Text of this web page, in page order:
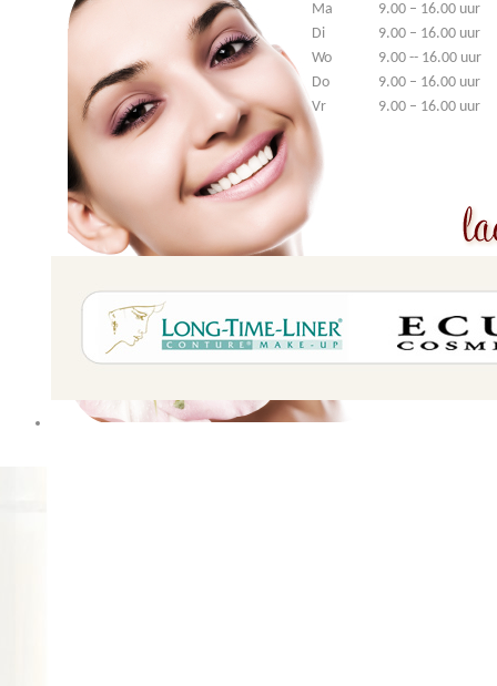
Ma
Di
Wo
Do
Vr
9.00 – 16.00 uur
9.00 – 16.00 uur
9.00 -- 16.00 uur
9.00 – 16.00 uur
9.00 – 16.00 uur